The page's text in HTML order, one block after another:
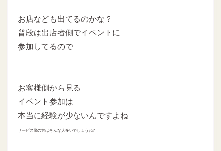
お店なども出てるのかな？
普段は出店者側でイベントに
参加してるので
お客様側から見る
イベント参加は
本当に経験が少ないんですよね
サービス業の方はそんな人多いでしょうね?